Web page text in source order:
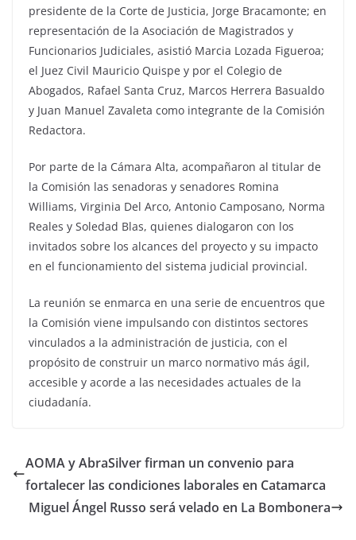
presidente de la Corte de Justicia, Jorge Bracamonte; en
representación de la Asociación de Magistrados y
Funcionarios Judiciales, asistió Marcia Lozada Figueroa;
el Juez Civil Mauricio Quispe y por el Colegio de
Abogados, Rafael Santa Cruz, Marcos Herrera Basualdo
y Juan Manuel Zavaleta como integrante de la Comisión
Redactora.
Por parte de la Cámara Alta, acompañaron al titular de
la Comisión las senadoras y senadores Romina
Williams, Virginia Del Arco, Antonio Camposano, Norma
Reales y Soledad Blas, quienes dialogaron con los
invitados sobre los alcances del proyecto y su impacto
en el funcionamiento del sistema judicial provincial.
La reunión se enmarca en una serie de encuentros que
la Comisión viene impulsando con distintos sectores
vinculados a la administración de justicia, con el
propósito de construir un marco normativo más ágil,
accesible y acorde a las necesidades actuales de la
ciudadanía.
AOMA y AbraSilver firman un convenio para
fortalecer las condiciones laborales en Catamarca
Miguel Ángel Russo será velado en La Bombonera